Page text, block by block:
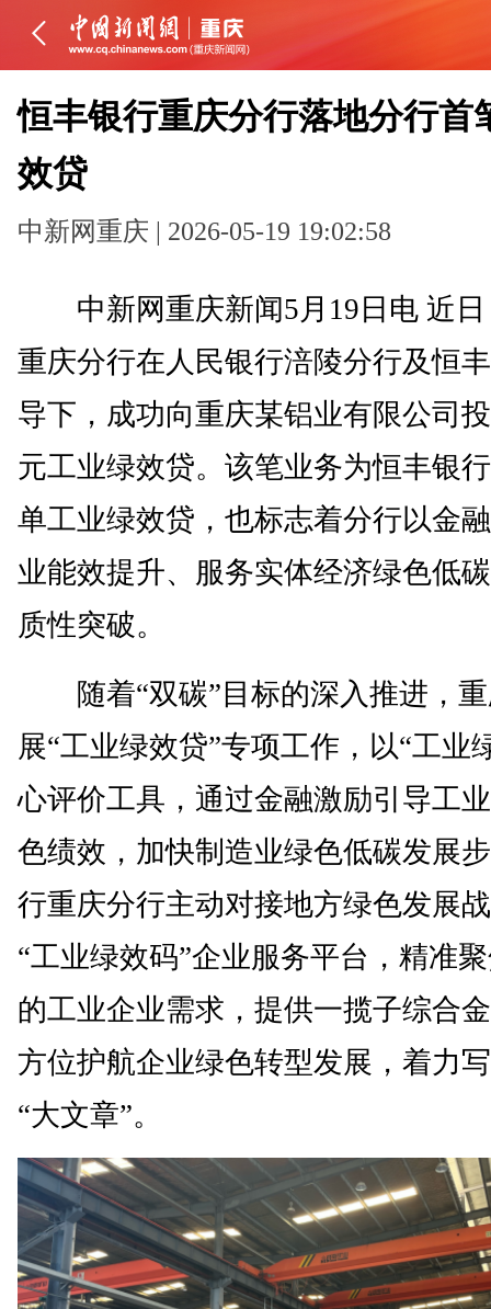
恒丰银行重庆分行落地分行首
效贷
中新网重庆 | 2026-05-19 19:02:58
中新网重庆新闻5月19日电 近日
重庆分行在人民银行涪陵分行及恒
导下，成功向重庆某铝业有限公司
元工业绿效贷。该笔业务为恒丰银
单工业绿效贷，也标志着分行以金
业能效提升、服务实体经济绿色低
质性突破。
随着“双碳”目标的深入推进，重
展“工业绿效贷”专项工作，以“工业
心评价工具，通过金融激励引导工
色绩效，加快制造业绿色低碳发展
行重庆分行主动对接地方绿色发展
“工业绿效码”企业服务平台，精准
的工业企业需求，提供一揽子综合
方位护航企业绿色转型发展，着力
“大文章”。